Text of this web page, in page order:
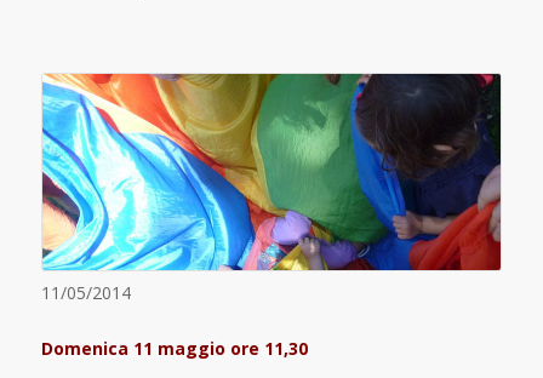
11/05/2014
Domenica 11 maggio ore 11,30